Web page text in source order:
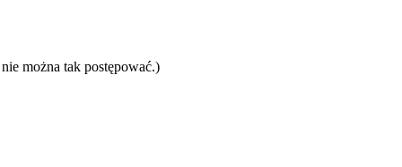
można tak postępować.)